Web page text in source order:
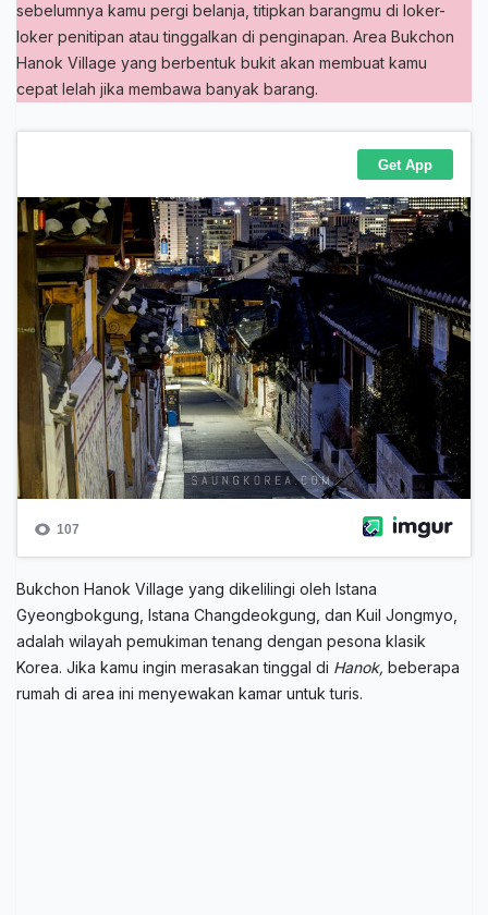
sebelumnya kamu pergi belanja, titipkan barangmu di loker-
loker penitipan atau tinggalkan di penginapan. Area Bukchon
Hanok Village yang berbentuk bukit akan membuat kamu
cepat lelah jika membawa banyak barang.
Bukchon Hanok Village yang dikelilingi oleh Istana
Gyeongbokgung, Istana Changdeokgung, dan Kuil Jongmyo,
adalah wilayah pemukiman tenang dengan pesona klasik
Korea. Jika kamu ingin merasakan tinggal di Hanok, beberapa
rumah di area ini menyewakan kamar untuk turis.